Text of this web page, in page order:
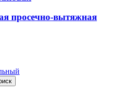
просечно-вытяжная